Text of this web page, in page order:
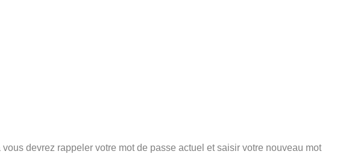
devrez rappeler votre mot de passe actuel et saisir votre nouveau mot